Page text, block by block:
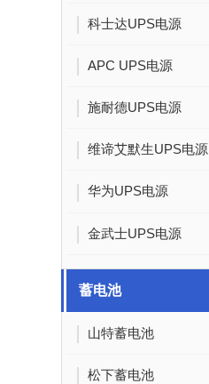
科士达UPS电源
APC UPS电源
施耐德UPS电源
维谛艾默生UPS电源
华为UPS电源
金武士UPS电源
蓄电池
山特蓄电池
松下蓄电池